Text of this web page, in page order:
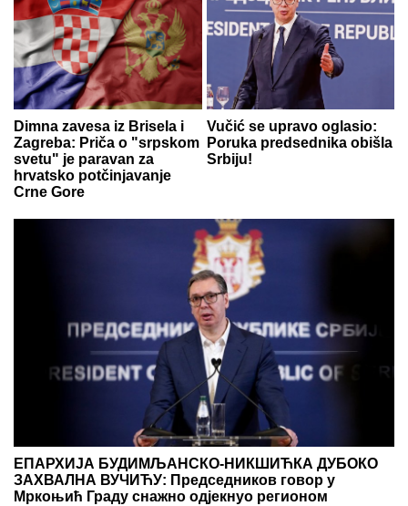
Dimna zavesa iz Brisela i
Zagreba: Priča o "srpskom
svetu" je paravan za
hrvatsko potčinjavanje
Crne Gore
Vučić se upravo oglasio:
Poruka predsednika obišla
Srbiju!
ЕПАРХИЈА БУДИМЉАНСКО-НИКШИЋКА ДУБОКО
ЗАХВАЛНА ВУЧИЋУ: Председников говор у
Мркоњић Граду снажно одјекнуо регионом